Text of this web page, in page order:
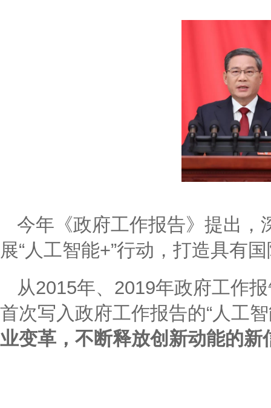
今年《政府工作报告》提出，
展“人工智能+”行动，打造具有
从2015年、2019年政府工作
首次写入政府工作报告的“人工
业变革，不断释放创新动能的新